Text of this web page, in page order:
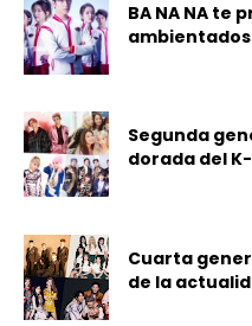
BA NA NA te
Segunda
dorada del K-
Cuarta
de la